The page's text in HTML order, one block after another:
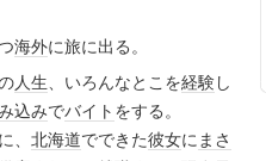
海外に旅に出る。
人生、いろんなとこを経験し
込みでバイト をする。
、 北海道でできた彼女にまさ